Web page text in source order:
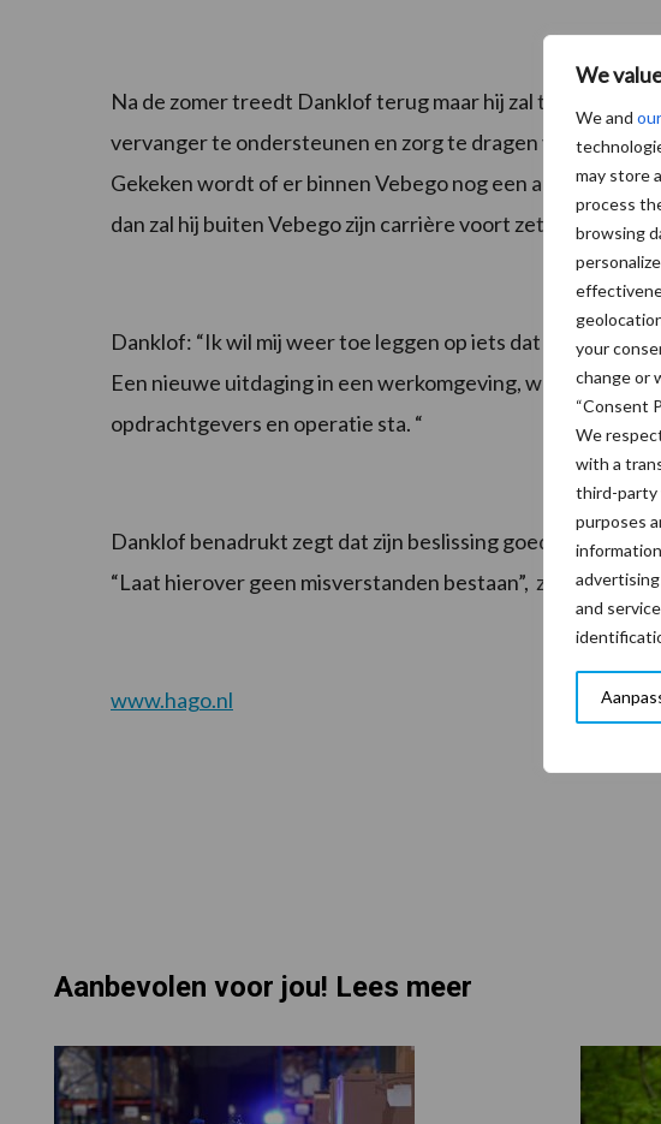
We
We and
may store
process
browsing
your
change or
“Consent
We
with a
third-party
purposes
and
Na de zomer treedt Danklof terug maar hij zal tot het eind
vervanger te ondersteunen en zorg te dragen voor een
Gekeken wordt of er binnen Vebego nog een andere
dan zal hij buiten Vebego zijn carrière voort zetten.
Danklof: “Ik wil mij weer toe leggen op iets dat goed past
Een nieuwe uitdaging in een werkomgeving, waarbij ik
opdrachtgevers en operatie sta. “
Danklof benadrukt zegt dat zijn beslissing goed voelt en
“Laat hierover geen misverstanden bestaan”, zo
www.hago.nl
Aanbevolen voor jou! Lees meer